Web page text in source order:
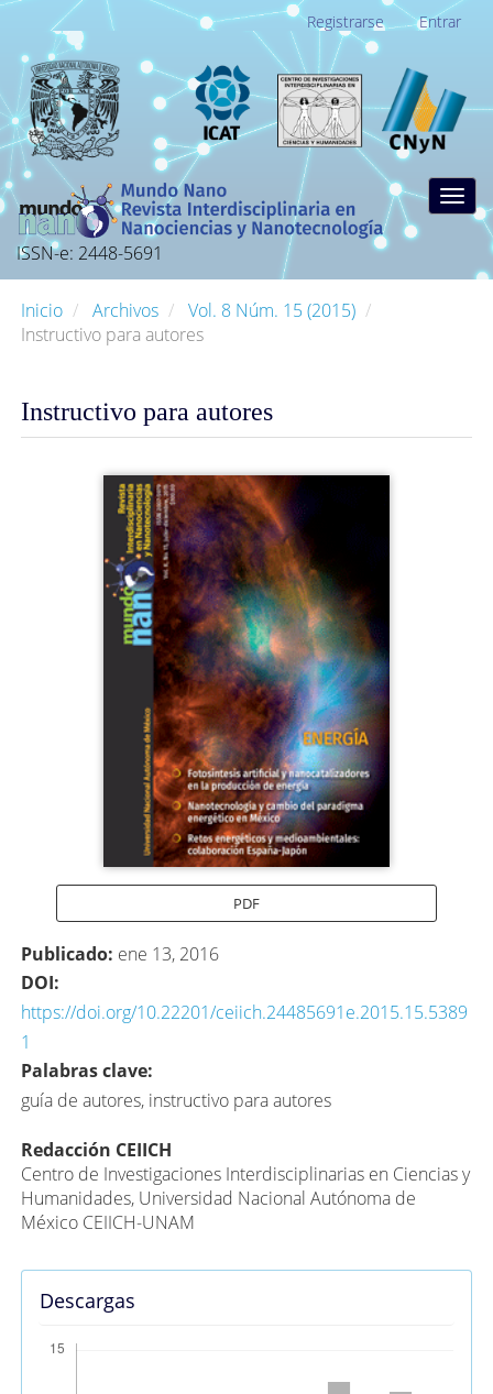
Navegación
principal
Contenido
principal
Barra
lateral
Registrarse Entrar
ISSN-e: 2448-5691
Inicio Archivos
Vol. 8 Núm. 15 (2015)
Instructivo para autores
Instructivo para autores
artículo
PDF
Publicado: ene 13, 2016
DOI:
https://doi.org/10.22201/ceiich.24485691e.2015.15.5389
1
Palabras clave:
guía de autores, instructivo para autores
Contenido
principal
del
Redacción CEIICH
Centro de Investigaciones Interdisciplinarias en Ciencias y
Humanidades, Universidad Nacional Autónoma de
México CEIICH-UNAM
Descargas